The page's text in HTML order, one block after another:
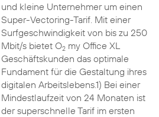
und kleine Unternehmer um einen
Super-Vectoring-Tarif. Mit einer
Surfgeschwindigkeit von bis zu 250
Mbit/s bietet O2my Office XL
Geschäftskunden das optimale
Fundament für die Gestaltung ihres
digitalen Arbeitslebens.1) Bei einer
Mindestlaufzeit von 24 Monaten ist
der superschnelle Tarif im ersten